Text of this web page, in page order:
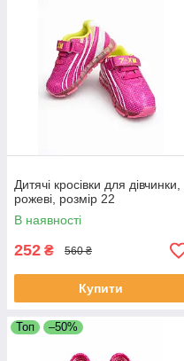
Дитячі кросівки для дівчинки,
рожеві, розмір 22
В наявності
252 ₴ 560 ₴
Купити
Топ –50%